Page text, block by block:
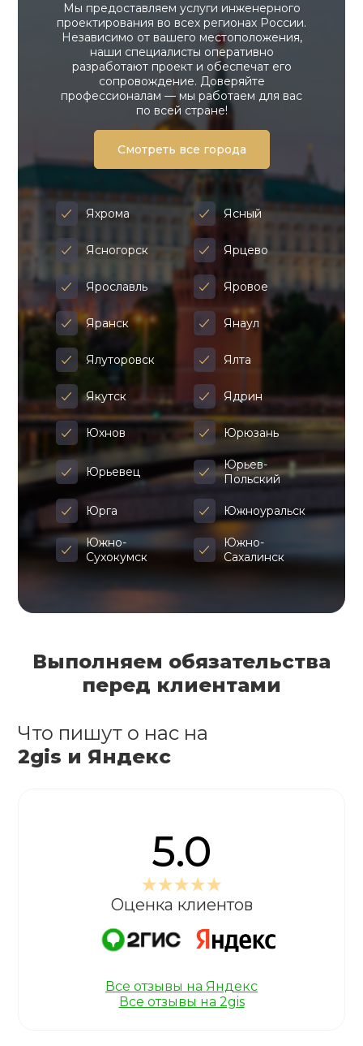
Мы предоставляем услуги инженерного
проектирования во всех регионах России.
Независимо от вашего местоположения,
наши специалисты оперативно
разработают проект и обеспечат его
сопровождение. Доверяйте
профессионалам — мы работаем для вас
по всей стране!
Смотреть все города
Яхрома Ясный
Ясногорск Ярцево
Ярославль Яровое
Яранск Янаул
Ялуторовск Ялта
Якутск Ядрин
Юхнов Юрюзань
Юрьевец
Юрьев-
Польский
Юрга Южноуральск
Южно-
Сухокумск
Южно-
Сахалинск
Выполняем обязательства
перед клиентами
Что пишут о нас на
2gis и Яндекс
5.0
Оценка клиентов
Все отзывы на Яндекс
Все отзывы на 2gis